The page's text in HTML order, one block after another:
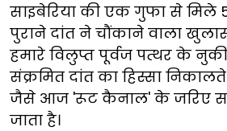
साइबेरिया की एक गुफा से मिले
पुराने दांत ने चौंकाने वाला
हमारे विलुप्त पूर्वज पत्थर के
संक्रमित दांत का हिस्सा
जैसे आज 'रूट कैनाल' के जरिए सड़े
जाता है।